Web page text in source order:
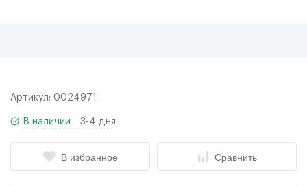
Артикул: 0024971
В наличии 3-4 дня
В избранное Сравнить